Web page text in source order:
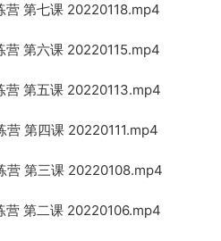
营 第七课 20220118.mp4
营 第六课 20220115.mp4
营 第五课 20220113.mp4
营 第四课 20220111.mp4
营 第三课 20220108.mp4
营 第二课 20220106.mp4